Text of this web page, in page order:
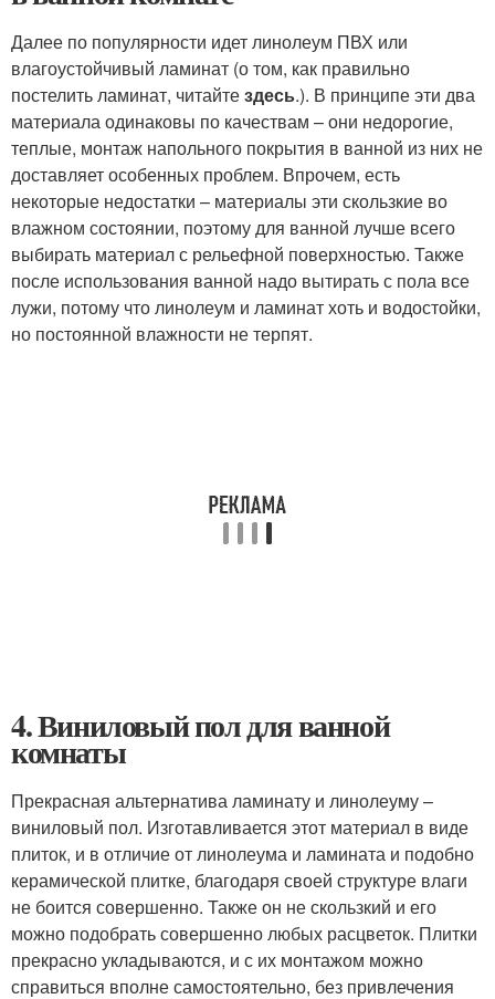
Далее по популярности идет линолеум ПВХ или
влагоустойчивый ламинат (о том, как правильно
постелить ламинат, читайтездесь.). В принципе эти два
материала одинаковы по качествам – они недорогие,
теплые, монтаж напольного покрытия в ванной из них не
доставляет особенных проблем. Впрочем, есть
некоторые недостатки – материалы эти скользкие во
влажном состоянии, поэтому для ванной лучше всего
выбирать материал с рельефной поверхностью. Также
после использования ванной надо вытирать с пола все
лужи, потому что линолеум и ламинат хоть и водостойки,
но постоянной влажности не терпят.
4. Виниловый пол для ванной
комнаты
Прекрасная альтернатива ламинату и линолеуму –
виниловый пол. Изготавливается этот материал в виде
плиток, и в отличие от линолеума и ламината и подобно
керамической плитке, благодаря своей структуре влаги
не боится совершенно. Также он не скользкий и его
можно подобрать совершенно любых расцветок. Плитки
прекрасно укладываются, и с их монтажом можно
справиться вполне самостоятельно, без привлечения